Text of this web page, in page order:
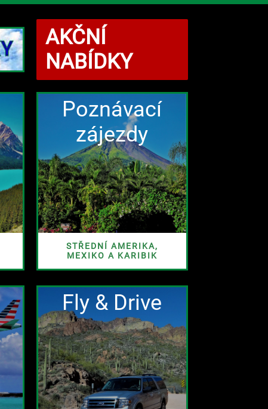
AKČNÍ
NABÍDKY
Poznávací
zájezdy
STŘEDNÍ AMERIKA,
MEXIKO A KARIBIK
Fly & Drive